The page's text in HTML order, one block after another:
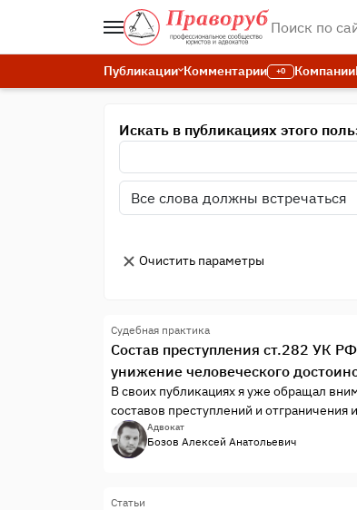
Публикации Комментарии +0 Компании
Искать в публикациях этого
Очистить параметры
Судебная практика
Состав преступления ст.282 УК
унижение человеческого
В своих публикациях я уже обращал
составов преступлений и отграничения
содержащих признаки преступления,
Адвокат
Бозов Алексей Анатольевич
Статьи